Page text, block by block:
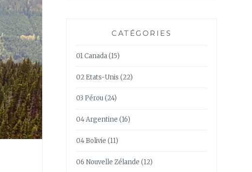
CATÉGORIES
01 Canada(15)
02 Etats-Unis (22)
03 Pérou(24)
04 Argentine (16)
04 Bolivie (11)
06 Nouvelle Zélande (12)